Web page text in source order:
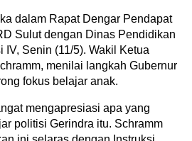
dalam Rapat Dengar Pendapat
Sulut dengan Dinas Pendidikan
IV, Senin (11/5). Wakil Ketua
menilai langkah Gubernur
fokus belajar anak.
mengapresiasi apa yang
politisi Gerindra itu. Schramm